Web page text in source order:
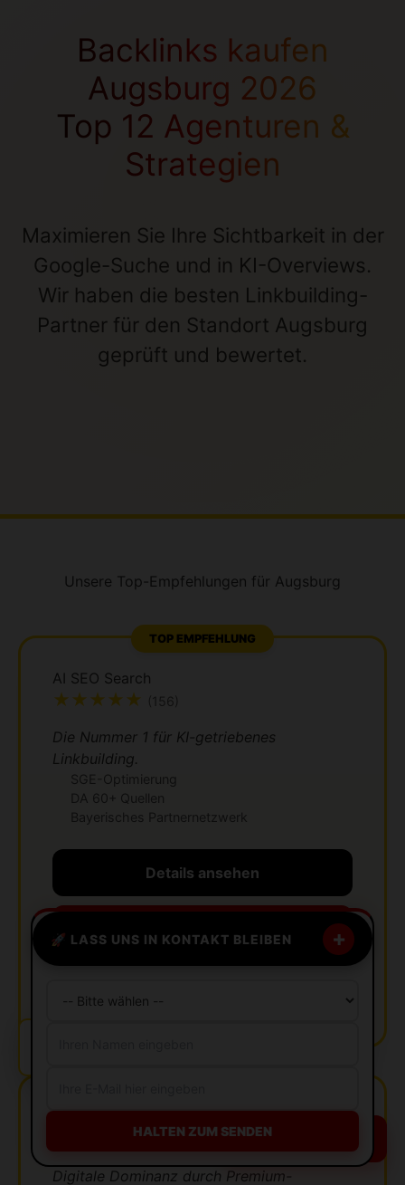
🚀 LASS UNS IN KONTAKT BLEIBEN +
HALTEN ZUM SENDEN
Backlinks kaufen
Augsburg 2026
Top 12 Agenturen &
Strategien
Maximieren Sie Ihre Sichtbarkeit in der
Google-Suche und in KI-Overviews.
Wir haben die besten Linkbuilding-
Partner für den Standort Augsburg
geprüft und bewertet.
Unsere Top-Empfehlungen für Augsburg
TOP EMPFEHLUNG
AI SEO Search
★★★★★
Die Nummer 1 für KI-getriebenes
Linkbuilding.
SGE-Optimierung
DA 60+ Quellen
Bayerisches Partnernetzwerk
Details ansehen
★★★★☆(112)
Digitale Dominanz durch Premium-
Gratis Beratung